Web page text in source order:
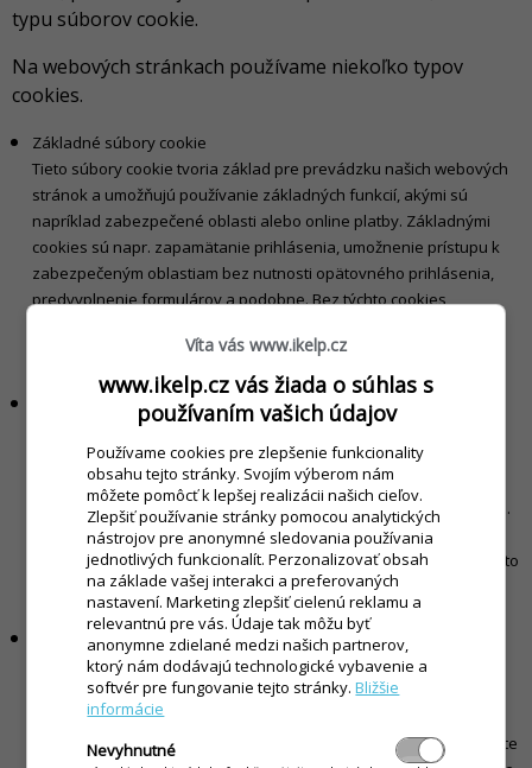
typu súborov cookie.
Na webových stránkach používame niekoľko typov
cookies.
Základné súbory cookie
Tieto súbory cookie tvoria základ pre prevádzku našich webových
stránok a umožňujú používanie základných funkcií, akými sú
napríklad zabezpečené oblasti alebo online platby. Základnými
cookies sú napr. zapamätanie prihlásenia, umožnenie prístupu k
zabezpečeným oblastiam bez nutnosti opätovného prihlásenia,
predvyplnenie formulárov a podobne. Bez týchto cookies
Pokiaľ tieto cookies zakážete, nebudeme môcť zaručiť bezchybný
chod stránok.
Prevádzkové súbory cookie
Pomocou prevádzkových cookies zhromažďujeme štatistické
informácie o tom, ako používate naše webové stránky. Tieto
technické informácie nám napr. povedia, na ktoré časti webovej
stránky ste klikli, ktorú stránku ste navštívili naposledy a podobne.
Tieto cookies nám slúžia na analýzu a vylepšovanie našich
webových stránok z hľadiska obsahu, výkonu a dizajnu. Pokiaľ tieto
cookies zakážete, nemôžeme vám zaručiť bezchybný chod našich
stránok.
Funkčné súbory cookie
Funkčné súbory cookie nie sú nevyhnutné, ale pomáhajú nám
vylepšiť funkčnosť našich webových stránok. Ide napríklad o
zapamätanie nastavení zvolených pri predchádzajúcej návšteve
stránky, napr. rozloženie obsahu, výber lokality a podobne, aby ste
Víta vás www.ikelp.cz
www.ikelp.cz vás žiada o súhlas s
používaním vašich údajov
Používame cookies pre zlepšenie funkcionality
obsahu tejto stránky. Svojím výberom nám
môžete pomôcť k lepšej realizácii našich cieľov.
Zlepšiť používanie stránky pomocou analytických
nástrojov pre anonymné sledovania používania
jednotlivých funkcionalít. Perzonalizovať obsah
na základe vašej interakci a preferovaných
nastavení. Marketing zlepšiť cielenú reklamu a
relevantnú pre vás. Údaje tak môžu byť
anonymne zdielané medzi našich partnerov,
ktorý nám dodávajú technologické vybavenie a
softvér pre fungovanie tejto stránky.Bližšie
informácie
Nevyhnutné